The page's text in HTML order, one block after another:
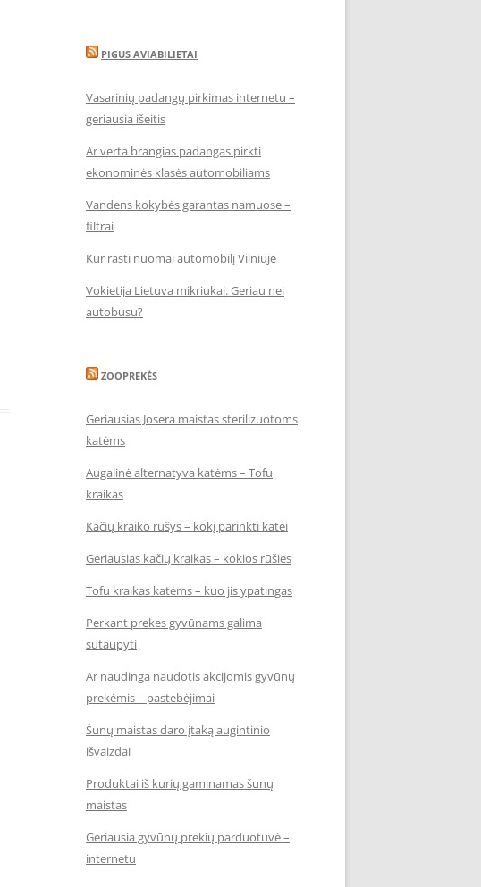
PIGUS AVIABILIETAI
Vasarinių padangų pirkimas internetu –
geriausia išeitis
Ar verta brangias padangas pirkti
ekonominės klasės automobiliams
Vandens kokybės garantas namuose –
filtrai
Kur rasti nuomai automobilį Vilniuje
Vokietija Lietuva mikriukai. Geriau nei
autobusu?
ZOOPREKĖS
Geriausias Josera maistas sterilizuotoms
katėms
Augalinė alternatyva katėms – Tofu
kraikas
Kačių kraiko rūšys – kokį parinkti katei
Geriausias kačių kraikas – kokios rūšies
Tofu kraikas katėms – kuo jis ypatingas
Perkant prekes gyvūnams galima
sutaupyti
Ar naudinga naudotis akcijomis gyvūnų
prekėmis – pastebėjimai
Šunų maistas daro įtaką augintinio
išvaizdai
Produktai iš kurių gaminamas šunų
maistas
Geriausia gyvūnų prekių parduotuvė –
internetu